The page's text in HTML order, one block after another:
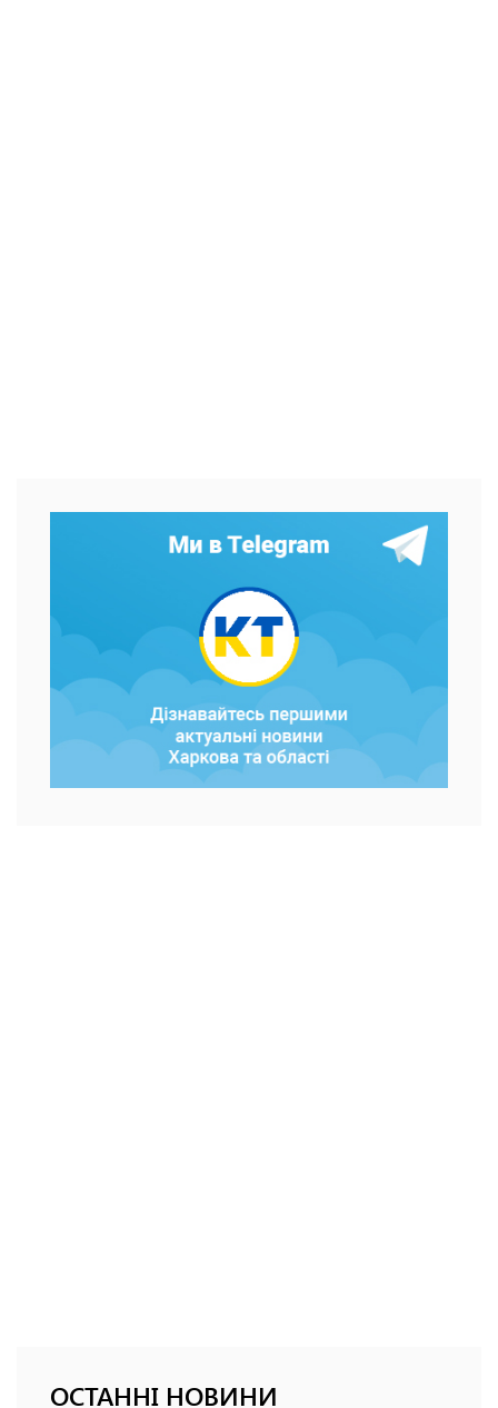
ОСТАННІ НОВИНИ